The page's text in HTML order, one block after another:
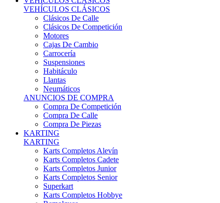
KARTING
Karts Completos Alevín
Karts Completos Cadete
Karts Completos Junior
Karts Completos Senior
Superkart
Karts Completos Hobbye
Remolques
PIEZAS Y EQUIPACIONES
Mecanica
Chasis Y Repuestos
Frenos
Llantas
Neumáticos
Equipación Adultos
Equipación Niños
Resto De Piezas
ANUNCIOS DE COMPRA
Compra De Karts
Compra De Piezas
BARQUETAS, FÓRMULAS Y CM
BARQUETAS, FÓRMULAS Y CM
Barquetas